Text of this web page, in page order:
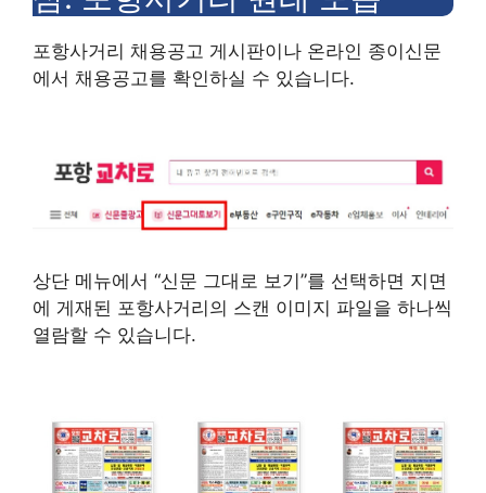
포항사거리 채용공고 게시판이나 온라인 종이신문
에서 채용공고를 확인하실 수 있습니다.
상단 메뉴에서 “신문 그대로 보기”를 선택하면 지면
에 게재된 포항사거리의 스캔 이미지 파일을 하나씩
열람할 수 있습니다.